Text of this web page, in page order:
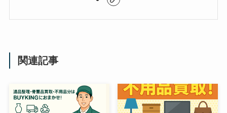
関連記事